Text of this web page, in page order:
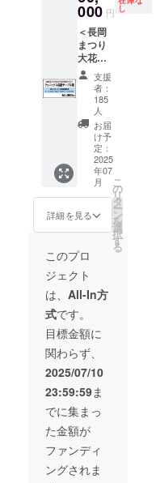
返金は
できま
せん ※
ご支援
後の
キャン
セル、
チケッ
トの種
類や日
にちの
変更は
受付で
きませ
んので
ご了承
くださ
い ※近
くの席
をご希
望の方
は応募
を複数
口にて
ご支援
くださ
い ※本
プロ
ジェク
ト以外
の一般
販売チ
ケット
とは異
なるエ
リアと
をご希
望の方
は応募
を複数
口にて
ご支援
くださ
い ※本
プロ
ジェク
ト以外
の一般
販売チ
ケット
とは異
なるエ
リアと
なりま
す ※小
学生以
上はチ
ケット
が必要
です
（未就
学児は
保護者
の「膝
のせ」
等によ
が可
ただ
学生未
満でも
及び代
替品の
発送は
行いま
せん ※
花火大
会が延
期と
なった
場合
は、延
期した
日にそ
のまま
利用
可 な
お、延
期によ
るお客
様の都
合での
返金は
できま
せん ※
ご支援
後の
キャン
セル、
チケッ
トの種
にちの
変更は
きませ
んので
買物券
（飲食
チケッ
ト）付
きで
す。
【ご支
援いた
だく前
に必ず
ご確認
くださ
い】 ※
花火大
会が中
止と
なった
場合
も、ご
支援金
の返金
及び代
替品の
発送は
行いま
せん ※
花火大
会が延
期と
なった
は、延
期した
のまま
利用
望に応
じて追
加でご
用意し
ました
※2名様
分の
テーブ
ル席と
同時購
入の方
につい
ては席
を近く
にする
必要が
ありま
考欄に
物であ
ること
る情報
をご記
載くだ
さい。
（例：
ザー
名、支
時、支
援ID）
つり大
000 円 し
＜長岡
まつり
大花火
大会
観覧チ
ケット
●8/2（
土）
フェ
ニック
ス応援
テーブ
ル席●
長岡ま
会「A会
駅側」
（右
岸）
フェ
ニック
ス席内
に今回
のプロ
ト専用
の
「フェ
ニック
ス 応援
テーブ
ル席」
支援
者：
185
人
お届
け予
定：
2025
年07
月
詳細を見る
こ
の
リ
タ
ー
ン
を
選
択
す
る
このプロ
ジェクト
は、 All-In方
式です。
目標金額に
関わらず、
2025/07/10
23:59:59ま
でに集まっ
た金額が
ファンディ
ングされま